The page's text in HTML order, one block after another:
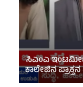
ಸಿ‌ಎಂಎ
ಕಾಲೇಜಿನ